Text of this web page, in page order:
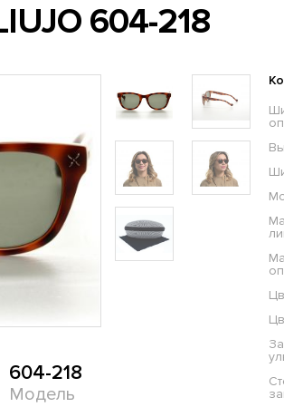
604-218
604-218
Модель